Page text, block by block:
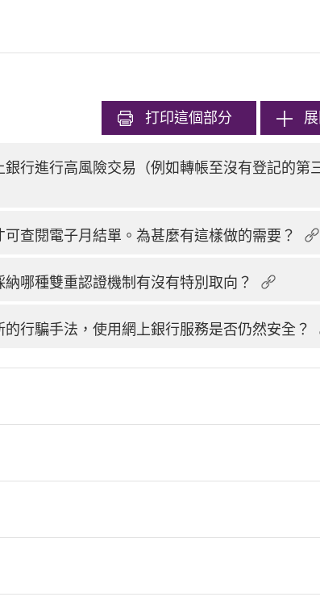
打印這個部分
行進行高風險交易（例如轉帳至沒有登記的第
查閱電子月結單。為甚麼有這樣做的需要？
哪種雙重認證機制有沒有特別取向？
行騙手法，使用網上銀行服務是否仍然安全？